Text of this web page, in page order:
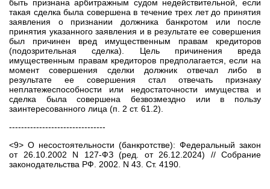
быть признана арбитражным судом недействительной, если
такая сделка была совершена в течение трех лет до принятия
заявления о признании должника банкротом или после
принятия указанного заявления и в результате ее совершения
был причинен вред имущественным правам кредиторов
(подозрительная сделка). Цель причинения вреда
имущественным правам кредиторов предполагается, если на
момент совершения сделки должник отвечал либо в
результате ее совершения стал отвечать признаку
неплатежеспособности или недостаточности имущества и
сделка была совершена безвозмездно или в пользу
заинтересованного лица (п. 2 ст. 61.2).
--------------------------------
<9> О несостоятельности (банкротстве): Федеральный закон
от 26.10.2002 N 127-ФЗ (ред. от 26.12.2024) // Собрание
законодательства РФ. 2002. N 43. Ст. 4190.